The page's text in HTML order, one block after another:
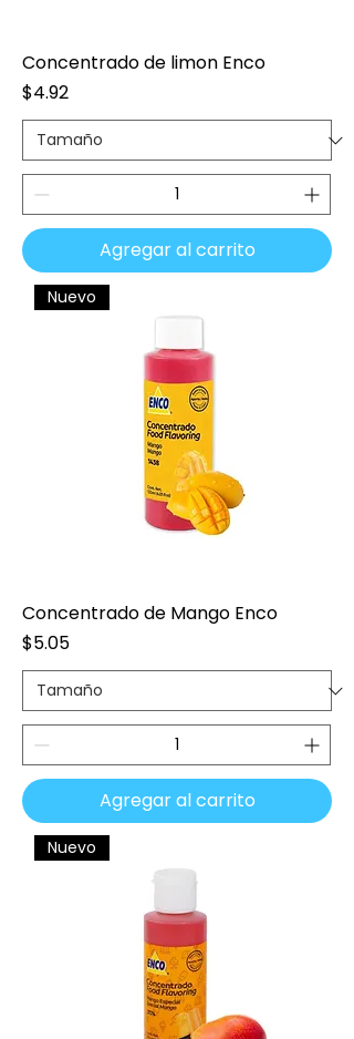
Concentrado de limon Enco
Precio
$4.92
Agregar al carrito
Nuevo
Concentrado de Mango Enco
Precio
$5.05
Agregar al carrito
Nuevo